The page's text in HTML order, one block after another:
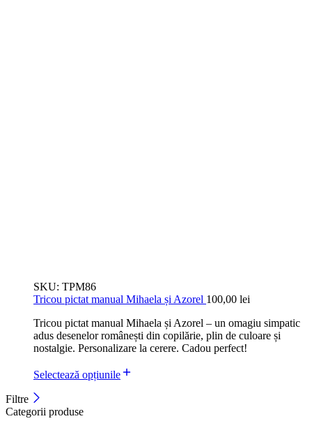
SKU: TPM86
Tricou pictat manual Mihaela și Azorel 100,00 lei
Tricou pictat manual Mihaela și Azorel – un omagiu simpatic
adus desenelor românești din copilărie, plin de culoare și
nostalgie. Personalizare la cerere. Cadou perfect!
Selectează opțiunile
Filtre
Categorii produse